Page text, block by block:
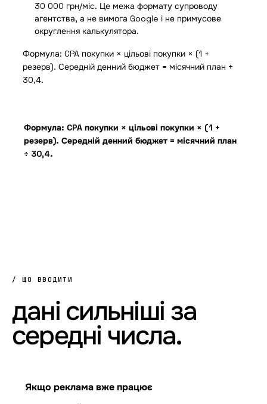
30 000 грн/міс. Це межа формату супроводу
агентства, а не вимога Google і не примусове
округлення калькулятора.
Формула: CPA покупки × цільові покупки × (1 +
резерв). Середній денний бюджет = місячний план ÷
30,4.
Формула: CPA покупки × цільові покупки × (1 +
резерв). Середній денний бюджет = місячний план
÷ 30,4.
/ ЩО ВВОДИТИ
данісильнішіза
середнічисла.
Якщо реклама вже працює